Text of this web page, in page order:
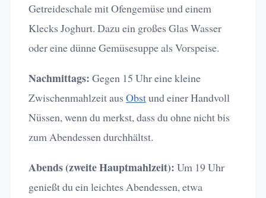
Getreideschale mit Ofengemüse und einem
Klecks Joghurt. Dazu ein großes Glas Wasser
oder eine dünne Gemüsesuppe als Vorspeise.
Nachmittags: Gegen 15 Uhr eine kleine
Zwischenmahlzeit aus Obstund einer Handvoll
Nüssen, wenn du merkst, dass du ohne nicht bis
zum Abendessen durchhältst.
Abends (zweite Hauptmahlzeit): Um 19 Uhr
genießt du ein leichtes Abendessen, etwa